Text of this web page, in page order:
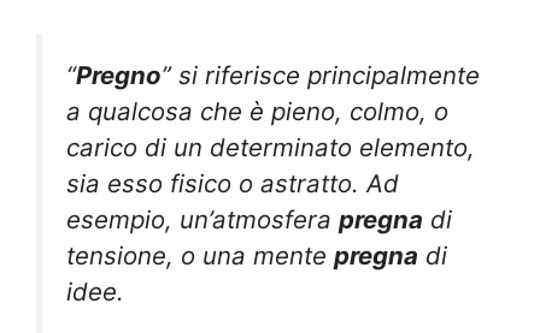
“Pregno” si riferisce principalmente
a qualcosa che è pieno, colmo, o
carico di un determinato elemento,
sia esso fisico o astratto. Ad
esempio, un’atmosfera pregna di
tensione, o una mente pregna di
idee.